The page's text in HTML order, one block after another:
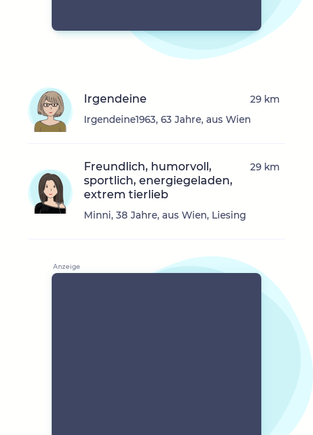
Irgendeine
Irgendeine1963, 63 Jahre, aus Wien
29 km
Freundlich, humorvoll,
sportlich, energiegeladen,
extrem tierlieb
Minni, 38 Jahre, aus Wien, Liesing
29 km